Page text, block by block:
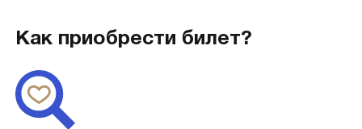
Как приобрести билет?